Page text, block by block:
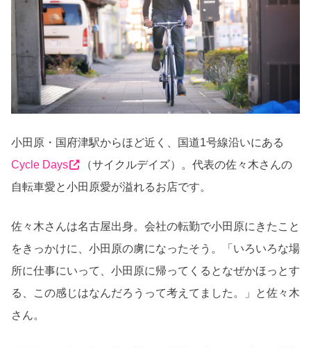
小田原・国府津駅からほど近く、国道1号線沿いにある
Cycle Days
（サイクルデイズ）。代表の佐々木さんの
自転車愛と小田原愛が溢れるお店です。
佐々木さんは名古屋出身。会社の転勤で小田原にきたこと
をきっかけに、小田原の虜になったそう。「いろいろな場
所に仕事にいって、小田原に帰ってくるとなぜかほっとす
る、この感じはなんだろうって考えてました。」と佐々木
さん。